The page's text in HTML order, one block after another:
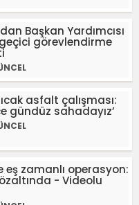
Başkan Yardımcısı
geçici görevlendirme
asfalt çalışması:
gündüz sahadayız’
eş zamanlı operasyon:
- Videolu